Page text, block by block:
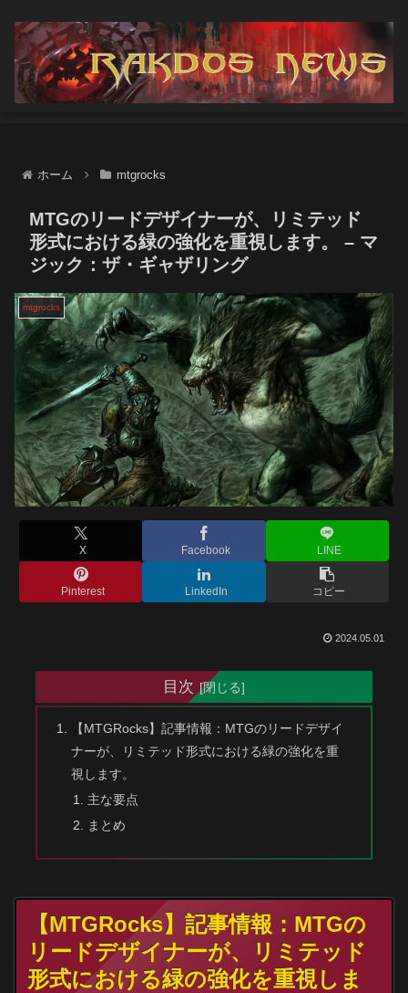
ホーム mtgrocks
MTGのリードデザイナーが、リミテッド
形式における緑の強化を重視します。 – マ
ジック：ザ・ギャザリング
mtgrocks
X Facebook LINE
Pinterest LinkedIn コピー
2024.05.01
目次
【MTGRocks】記事情報：MTGのリードデザイ
ナーが、リミテッド形式における緑の強化を重
視します。
主な要点
まとめ
【MTGRocks】記事情報：MTGの
リードデザイナーが、リミテッド
形式における緑の強化を重視しま